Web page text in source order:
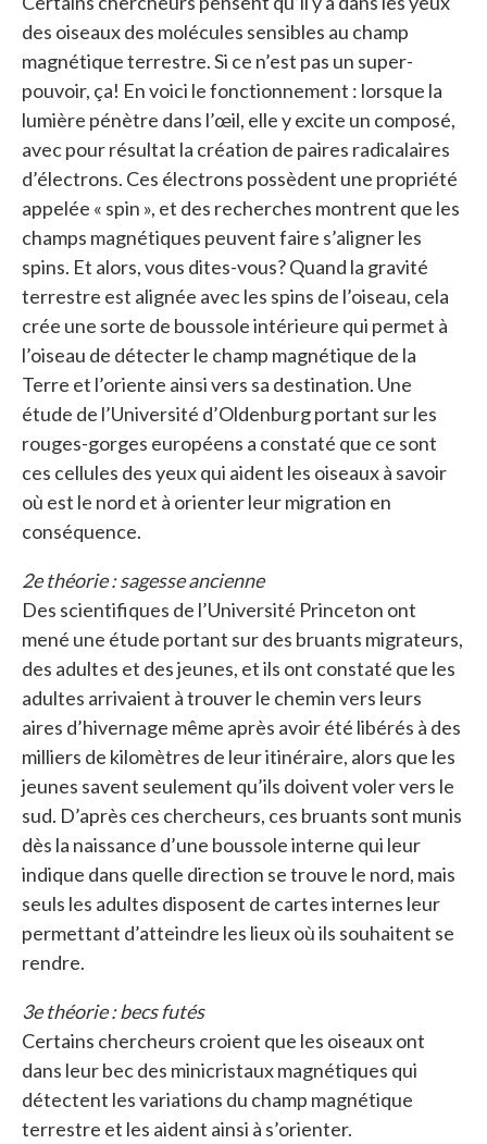
des oiseaux des molécules sensibles au champ
magnétique terrestre. Si ce n’est pas un super-
pouvoir, ça! En voici le fonctionnement : lorsque la
lumière pénètre dans l’œil, elle y excite un composé,
avec pour résultat la création de paires radicalaires
d’électrons. Ces électrons possèdent une propriété
appelée « spin », et des recherches montrent que les
champs magnétiques peuvent faire s’aligner les
spins. Et alors, vous dites-vous? Quand la gravité
terrestre est alignée avec les spins de l’oiseau, cela
crée une sorte de boussole intérieure qui permet à
l’oiseau de détecter le champ magnétique de la
Terre et l’oriente ainsi vers sa destination. Une
étude de l’Université d’Oldenburg portant sur les
rouges-gorges européens a constaté que ce sont
ces cellules des yeux qui aident les oiseaux à savoir
où est le nord et à orienter leur migration en
conséquence.
2e théorie : sagesse ancienne
Des scientifiques de l’Université Princeton ont
mené une étude portant sur des bruants migrateurs,
des adultes et des jeunes, et ils ont constaté que les
adultes arrivaient à trouver le chemin vers leurs
aires d’hivernage même après avoir été libérés à des
milliers de kilomètres de leur itinéraire, alors que les
jeunes savent seulement qu’ils doivent voler vers le
sud. D’après ces chercheurs, ces bruants sont munis
dès la naissance d’une boussole interne qui leur
indique dans quelle direction se trouve le nord, mais
seuls les adultes disposent de cartes internes leur
permettant d’atteindre les lieux où ils souhaitent se
rendre.
3e théorie : becs futés
Certains chercheurs croient que les oiseaux ont
dans leur bec des minicristaux magnétiques qui
détectent les variations du champ magnétique
terrestre et les aident ainsi à s’orienter.